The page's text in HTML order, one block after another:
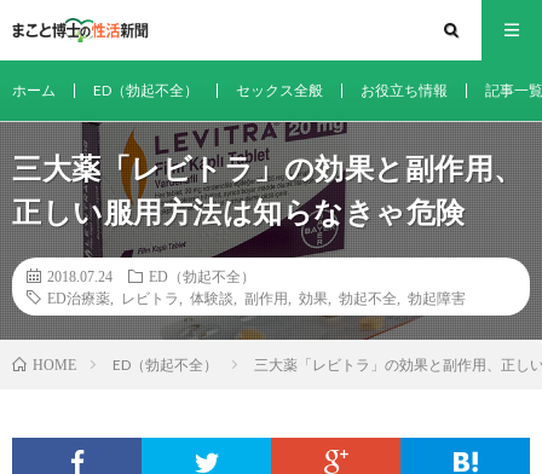
ホーム ED（勃起不全） セックス全般 お役立ち情報 記事一覧
三大薬「レビトラ」の効果と副作用、
正しい服用方法は知らなきゃ危険
2018.07.24
ED（勃起不全）
ED治療薬
レビトラ 体験談 副作用 効果 勃起不全 勃起障害
HOME ED（勃起不全） 三大薬「レビトラ」の効果と副作用、正し